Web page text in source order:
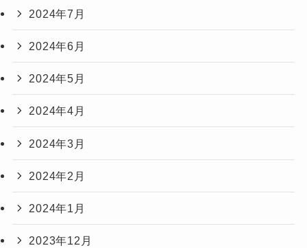
2024年7月
2024年6月
2024年5月
2024年4月
2024年3月
2024年2月
2024年1月
2023年12月